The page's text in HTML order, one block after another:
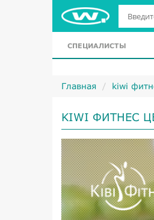
СПЕЦИАЛИСТЫ
Главная kiwi
KIWI ФИТНЕС